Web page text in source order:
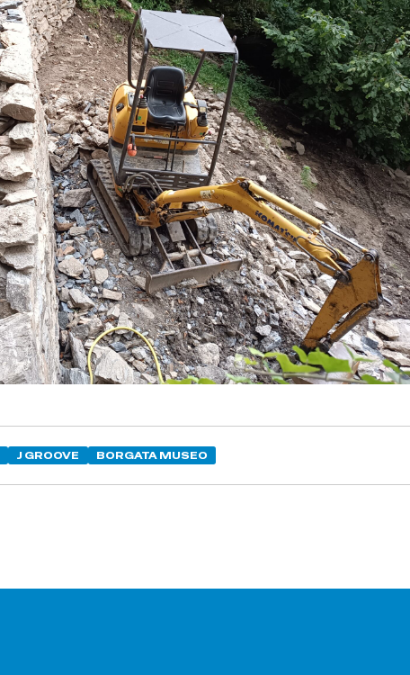
J GROOVE BORGATA MUSEO